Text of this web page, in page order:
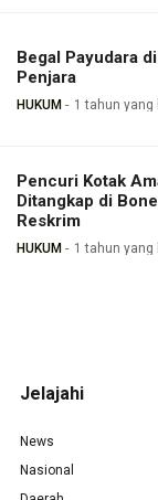
Begal Payudara
Penjara
HUKUM 1 tahun yang
Pencuri Kotak
Ditangkap di
Reskrim
HUKUM 1 tahun yang
Jelajahi
News
Nasional